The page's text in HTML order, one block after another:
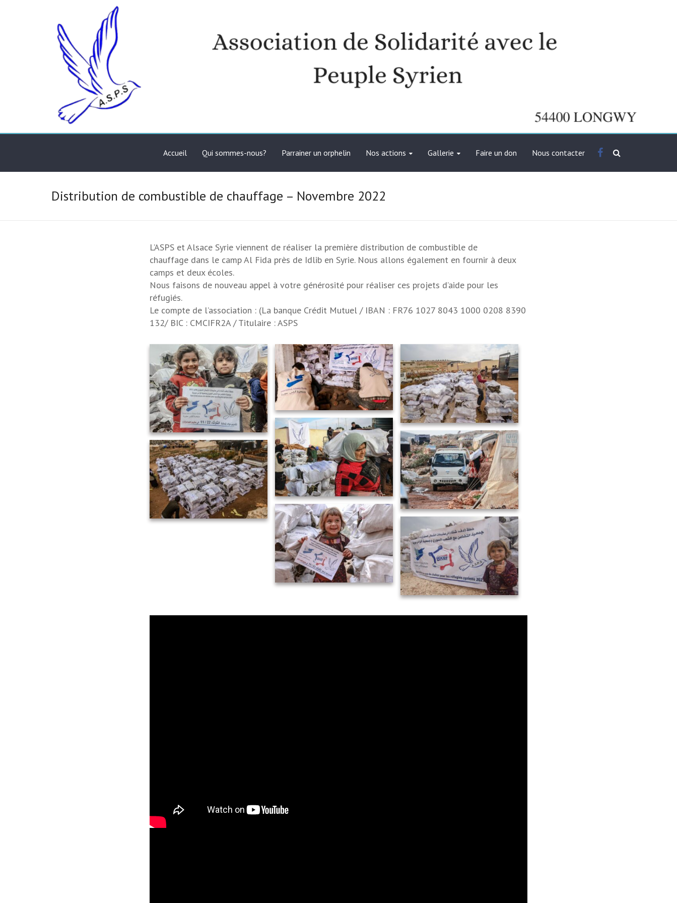
Association de solidarité avec le peuple syrien
Accueil
Qui sommes-nous? Parrainer un orphelin Nos actions Gallerie Faire un don Nous contacter
Distribution de combustible de chauffage – Novembre 2022
L’ASPS et Alsace Syrie viennent de réaliser la première distribution de combustible de
chauffage dans le camp Al Fida près de Idlib en Syrie. Nous allons également en fournir à deux
camps et deux écoles.
Nous faisons de nouveau appel à votre générosité pour réaliser ces projets d’aide pour les
réfugiés.
Le compte de l’association : (La banque Crédit Mutuel / IBAN : FR76 1027 8043 1000 0208 8390
132/ BIC : CMCIFR2A / Titulaire : ASPS